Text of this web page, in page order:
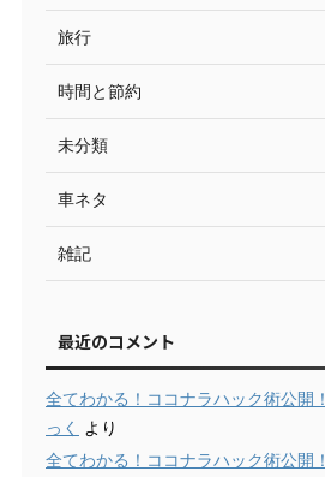
旅行
時間と節約
未分類
車ネタ
雑記
最近のコメント
全てわかる！ココナラハック術公開！
っく
より
全てわかる！ココナラハック術公開！